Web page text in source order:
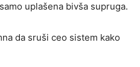
uplašena bivša supruga.
da sruši ceo sistem kako